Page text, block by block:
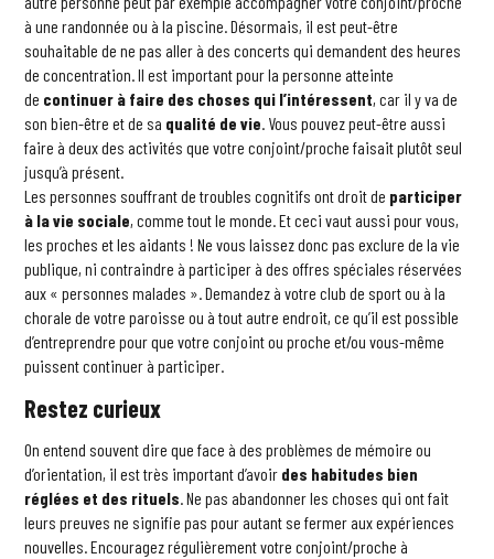
à une randonnée ou à la piscine. Désormais, il est peut-être
souhaitable de ne pas aller à des concerts qui demandent des heures
de concentration. Il est important pour la personne atteinte
de continuer à faire des choses qui l’intéressent, car il y va de
son bien-être et de sa qualité de vie. Vous pouvez peut-être aussi
faire à deux des activités que votre conjoint/proche faisait plutôt seul
jusqu’à présent.
Les personnes souffrant de troubles cognitifs ont droit de participer
à la vie sociale, comme tout le monde. Et ceci vaut aussi pour vous,
les proches et les aidants ! Ne vous laissez donc pas exclure de la vie
publique, ni contraindre à participer à des offres spéciales réservées
aux « personnes malades ». Demandez à votre club de sport ou à la
chorale de votre paroisse ou à tout autre endroit, ce qu’il est possible
d’entreprendre pour que votre conjoint ou proche et/ou vous-même
puissent continuer à participer.
Restez curieux
On entend souvent dire que face à des problèmes de mémoire ou
d’orientation, il est très important d’avoir des habitudes bien
réglées et des rituels. Ne pas abandonner les choses qui ont fait
leurs preuves ne signifie pas pour autant se fermer aux expériences
nouvelles. Encouragez régulièrement votre conjoint/proche à